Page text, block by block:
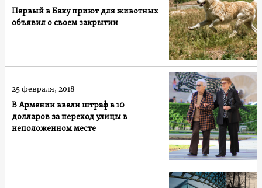
Первый в Баку приют для животных
объявил о своем закрытии
В Армении ввели штраф в 10
долларов за переход улицы в
неположенном месте
25 февраля, 2018